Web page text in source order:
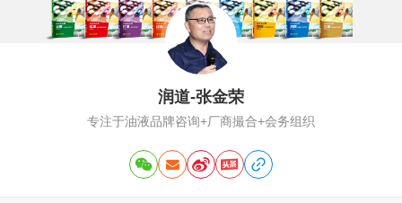
润道-张金荣
专注于油液品牌咨询+厂商撮合+会务组织